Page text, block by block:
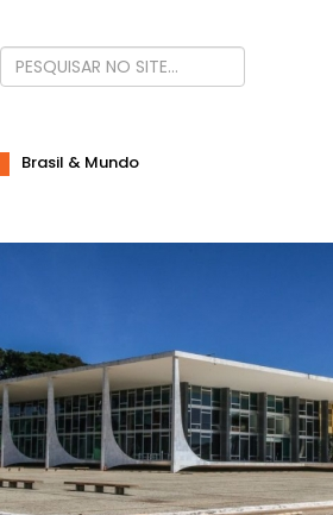
Brasil & Mundo